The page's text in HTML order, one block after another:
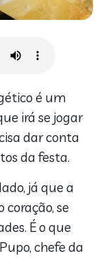
é um
irá se jogar
dar conta
da festa.
já que a
se
É o que
chefe da